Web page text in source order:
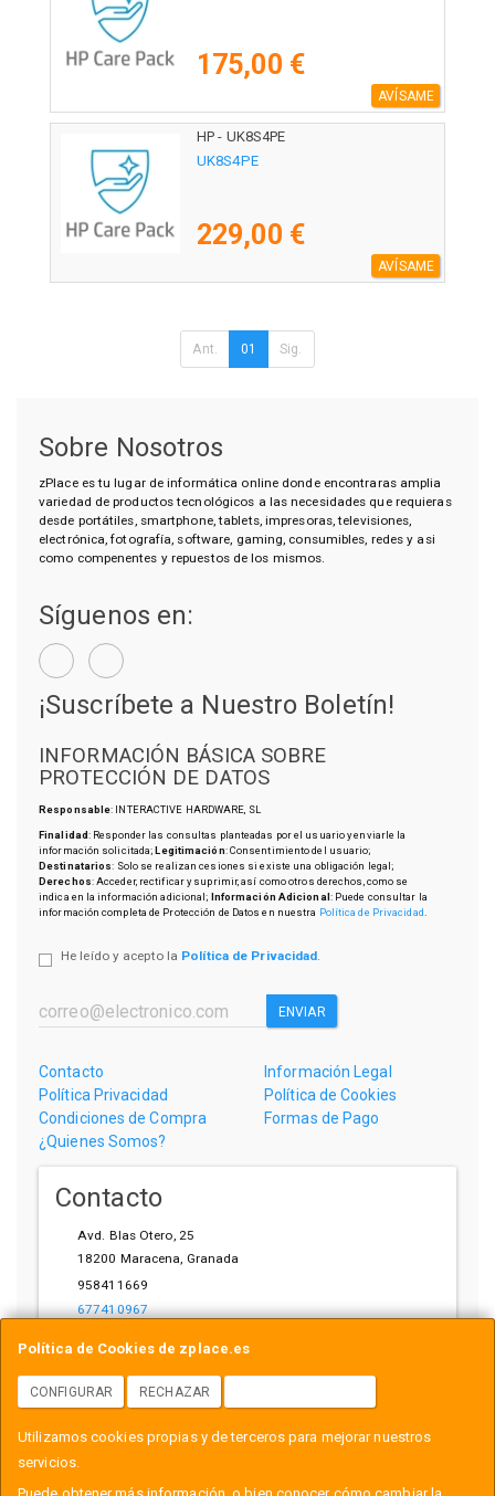
175,00 €
AVÍSAME
HP - UK8S4PE
UK8S4PE
229,00 €
AVÍSAME
Ant. 01 Sig.
Política de Cookies de zplace.es
CONFIGURAR RECHAZAR
Utilizamos cookies propias y de terceros para mejorar nuestros
servicios.
Sobre Nosotros
zPlace es tu lugar de informática online donde encontraras amplia
variedad de productos tecnológicos a las necesidades que requieras
desde portátiles, smartphone, tablets, impresoras, televisiones,
electrónica, fotografía, software, gaming, consumibles, redes y asi
como compenentes y repuestos de los mismos.
Síguenos en:
¡Suscríbete a Nuestro Boletín!
INFORMACIÓN BÁSICA SOBRE
PROTECCIÓN DE DATOS
Responsable: INTERACTIVE HARDWARE, SL
Finalidad: Responder las consultas planteadas por el usuario y enviarle la
información solicitada;Legitimación: Consentimiento del usuario;
Destinatarios: Solo se realizan cesiones si existe una obligación legal;
Derechos: Acceder, rectificar y suprimir, así como otros derechos, como se
indica en la información adicional; Información Adicional: Puede consultar la
información completa de Protección de Datos en nuestra Política de Privacidad
He leído y acepto la Política de Privacidad.
ENVIAR
Contacto
Información Legal
Política Privacidad
Política de Cookies
Condiciones de Compra
Formas de Pago
¿Quienes Somos?
Contacto
Avd. Blas Otero, 25
18200 Maracena, Granada
958411669
677410967
Horario
L-V: 10:00-14:00, 17:00-21:00